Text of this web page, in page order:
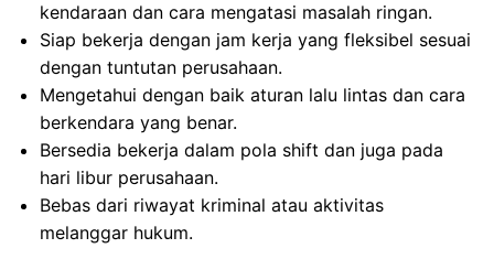
kendaraan dan cara mengatasi masalah ringan.
Siap bekerja dengan jam kerja yang fleksibel sesuai
dengan tuntutan perusahaan.
Mengetahui dengan baik aturan lalu lintas dan cara
berkendara yang benar.
Bersedia bekerja dalam pola shift dan juga pada
hari libur perusahaan.
Bebas dari riwayat kriminal atau aktivitas
melanggar hukum.